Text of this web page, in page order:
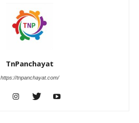
TnPanchayat
https://tnpanchayat.com/